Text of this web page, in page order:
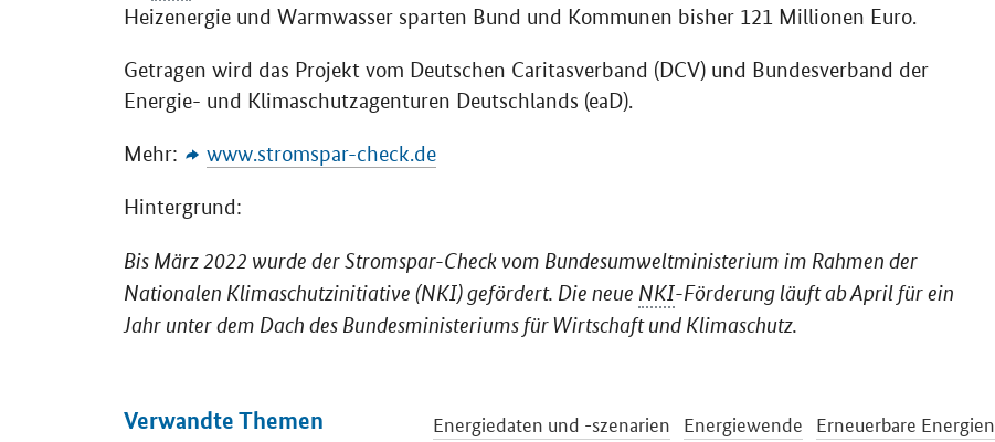
Heizenergie und Warmwasser sparten Bund und Kommunen bisher 121 Millionen Euro.
Getragen wird das Projekt vom Deutschen Caritasverband (DCV) und Bundesverband der
Energie- und Klimaschutzagenturen Deutschlands (eaD).
Mehr: www.stromspar-check.de
Hintergrund:
Bis März 2022 wurde der Stromspar-Check vom Bundesumweltministerium im Rahmen der
Nationalen Klimaschutzinitiative (NKI) gefördert. Die neue NKI-Förderung läuft ab April für ein
Jahr unter dem Dach des Bundesministeriums für Wirtschaft und Klimaschutz.
Verwandte Themen Energiedaten und -szenarien Energiewende Erneuerbare Energien